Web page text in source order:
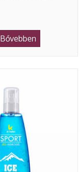
Bővebben